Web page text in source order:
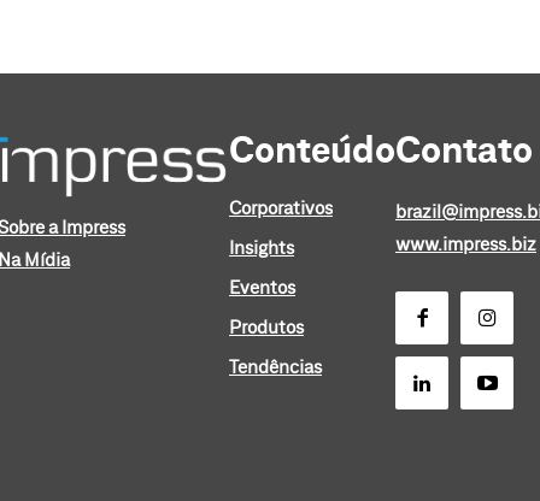
a Impress
Mídia
Conteúdo
Corporativos
Insights
Eventos
Produtos
Tendências
Contato
www.impress.biz